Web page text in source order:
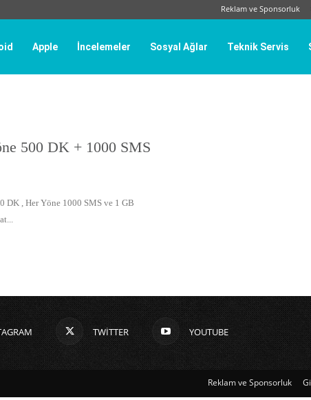
Reklam ve Sponsorluk
Apple İncelemeler Sosyal Ağlar Teknik Servis
500 DK + 1000 SMS
DK , Her Yöne 1000 SMS ve 1 GB
TWITTER YOUTUBE
Reklam ve Sponsorluk